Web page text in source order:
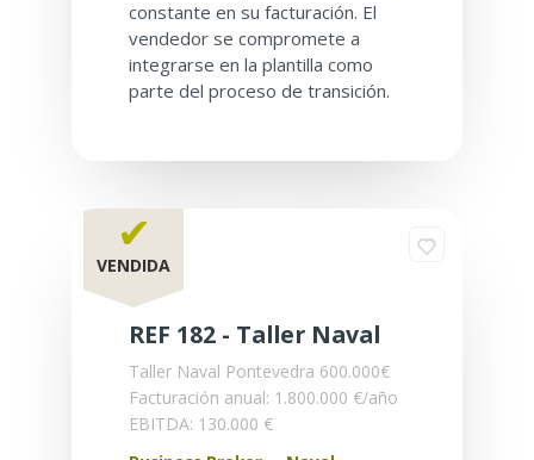
constante en su facturación. El
vendedor se compromete a
integrarse en la plantilla como
parte del proceso de transición.
REF 182 - Taller Naval
Taller Naval Pontevedra 600.000€
Facturación anual: 1.800.000 €/año
EBITDA: 130.000 €
✔
VENDIDA